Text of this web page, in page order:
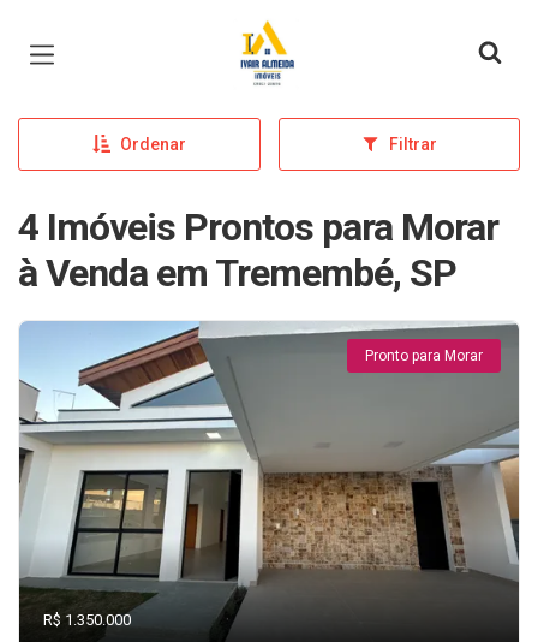
Página inicial
Ordenar Filtrar
4 Imóveis Prontos para Morar
à Venda em Tremembé, SP
Pronto para Morar
R$ 1.350.000